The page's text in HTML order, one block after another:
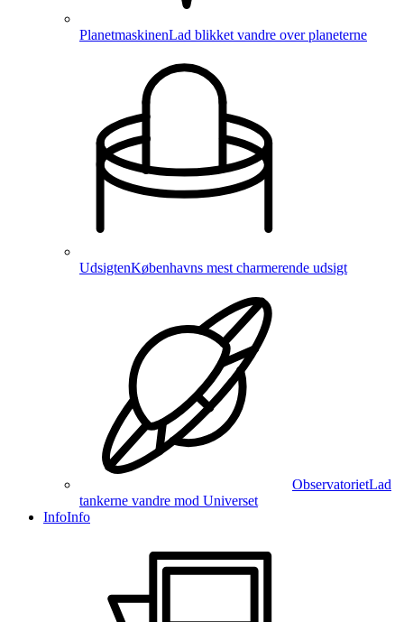
PlanetmaskinenLad blikket vandre over planeterne
UdsigtenKøbenhavns mest charmerende udsigt
ObservatorietLad
tankerne vandre mod Universet
InfoInfo